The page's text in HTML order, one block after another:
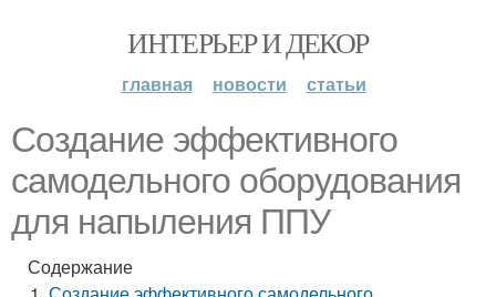
ИНТЕРЬЕР И ДЕКОР
главная новости статьи
Создание эффективного
самодельного оборудования
для напыления ППУ
Содержание